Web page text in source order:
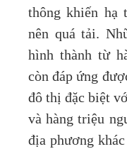
thông khiến hạ
nên quá tải.
hình thành từ
còn đáp ứng
đô thị đặc biệt
và hàng triệu
địa phương